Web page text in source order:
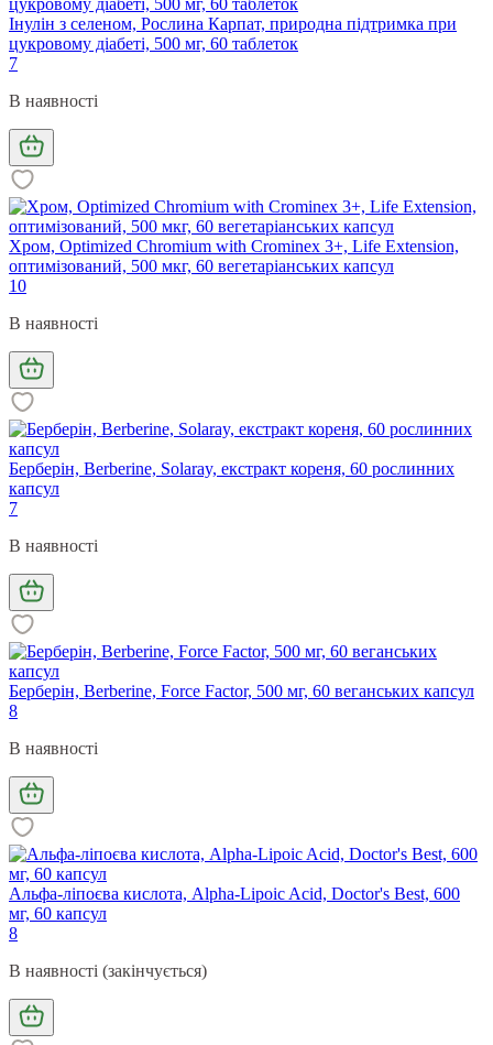
Інулін з селеном, Рослина Карпат, природна підтримка при
цукровому діабеті, 500 мг, 60 таблеток
7
В наявності
Хром, Optimized Chromium with Crominex 3+, Life Extension,
оптимізований, 500 мкг, 60 вегетаріанських капсул
10
В наявності
Берберін, Berberine, Solaray, екстракт кореня, 60 рослинних
капсул
7
В наявності
Берберін, Berberine, Force Factor, 500 мг, 60 веганських капсул
8
В наявності
Альфа-ліпоєва кислота, Alpha-Lipoic Acid, Doctor's Best, 600
мг, 60 капсул
8
В наявності (закінчується)